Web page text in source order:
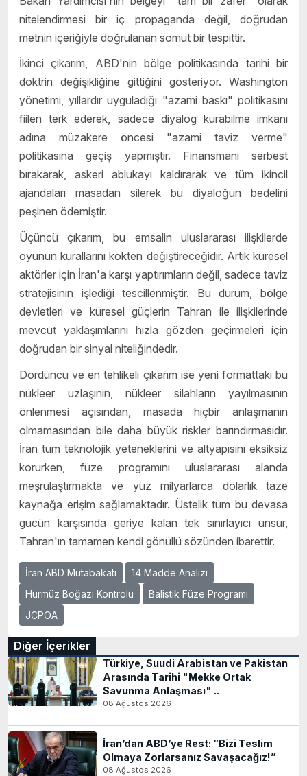
nitelendirmesi bir iç propaganda değil, doğrudan
metnin içeriğiyle doğrulanan somut bir tespittir.
İkinci çıkarım, ABD'nin bölge politikasında tarihi bir
doktrin değişikliğine gittiğini gösteriyor. Washington
yönetimi, yıllardır uyguladığı "azami baskı" politikasını
fiilen terk ederek, sadece diyalog kurabilme imkanı
adına müzakere öncesi "azami taviz verme"
politikasına geçiş yapmıştır. Finansmanı serbest
bırakarak, askeri ablukayı kaldırarak ve tüm ikincil
ajandaları masadan silerek bu diyaloğun bedelini
peşinen ödemiştir.
Üçüncü çıkarım, bu emsalin uluslararası ilişkilerde
oyunun kurallarını kökten değiştireceğidir. Artık küresel
aktörler için İran'a karşı yaptırımların değil, sadece taviz
stratejisinin işlediği tescillenmiştir. Bu durum, bölge
devletleri ve küresel güçlerin Tahran ile ilişkilerinde
mevcut yaklaşımlarını hızla gözden geçirmeleri için
doğrudan bir sinyal niteliğindedir.
Dördüncü ve en tehlikeli çıkarım ise yeni formattaki bu
nükleer uzlaşının, nükleer silahların yayılmasının
önlenmesi açısından, masada hiçbir anlaşmanın
olmamasından bile daha büyük riskler barındırmasıdır.
İran tüm teknolojik yeteneklerini ve altyapısını eksiksiz
korurken, füze programını uluslararası alanda
meşrulaştırmakta ve yüz milyarlarca dolarlık taze
kaynağa erişim sağlamaktadır. Üstelik tüm bu devasa
gücün karşısında geriye kalan tek sınırlayıcı unsur,
Tahran'ın tamamen kendi gönüllü sözünden ibarettir.
İran ABD Mutabakatı
14 Madde Analizi
Hürmüz Boğazı Kontrolü
Balistik Füze Programı
JCPOA
Diğer İçerikler
Türkiye, Suudi Arabistan ve Pakistan
Arasında Tarihi "Mekke Ortak
Savunma Anlaşması" ..
08 Ağustos 2026
İran’dan ABD’ye Rest: “Bizi Teslim
Olmaya Zorlarsanız Savaşacağız!”
08 Ağustos 2026